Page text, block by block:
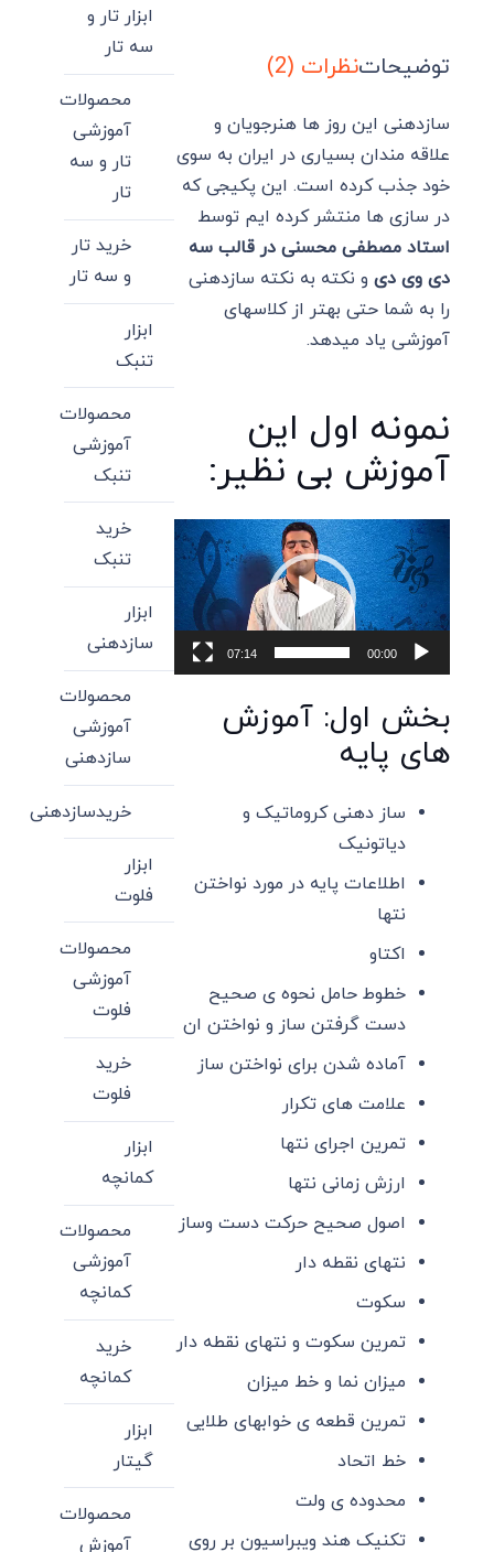
توضیحاتنظرات (2)
سازدهنی این روز ها هنرجویان و
علاقه مندان بسیاری در ایران به سوی
خود جذب کرده است. این پکیجی که
در سازی ها منتشر کرده ایم توسط
استاد مصطفی محسنی در قالب سه
دی وی دی و نکته به نکته سازدهنی
را به شما حتی بهتر از کلاسهای
آموزشی یاد میدهد.
نمونه اول این
آموزش بی نظیر:
نمایشگر
ویدیو
00:00
07:14
بخش اول: آموزش
های پایه
ساز دهنی کروماتیک و
دیاتونیک
اطلاعات پایه در مورد نواختن
نتها
اکتاو
خطوط حامل نحوه ی صحیح
دست گرفتن ساز و نواختن ان
آماده شدن برای نواختن ساز
علامت های تکرار
تمرین اجرای نتها
ارزش زمانی نتها
اصول صحیح حرکت دست وساز
نتهای نقطه دار
سکوت
تمرین سکوت و نتهای نقطه دار
میزان نما و خط میزان
تمرین قطعه ی خوابهای طلایی
خط اتحاد
محدوده ی ولت
تکنیک هند ویبراسیون بر روی
ابزار تار و
سه تار
محصولات
آموزشی
تار و سه
تار
خرید تار
و سه تار
ابزار
تنبک
محصولات
آموزشی
تنبک
خرید
تنبک
ابزار
سازدهنی
محصولات
آموزشی
سازدهنی
خریدسازدهنی
ابزار
فلوت
محصولات
آموزشی
فلوت
خرید
فلوت
ابزار
کمانچه
محصولات
آموزشی
کمانچه
خرید
کمانچه
ابزار
گیتار
محصولات
آموزش